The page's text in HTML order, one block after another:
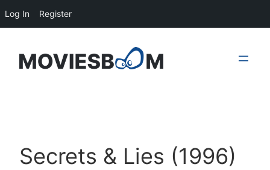
content
Secrets & Lies (1996)
Log In Register